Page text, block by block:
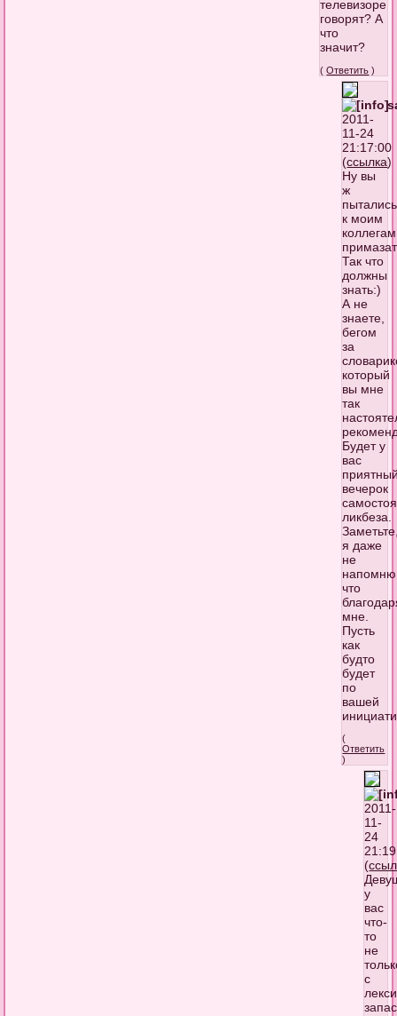
телевизоре
говорят? А
что
значит?
(Ответить )
2011-
11-24
21:17:00
(ссылка)
Ну вы
ж
пытались
к моим
коллегам
Так что
должны
знать:)
А не
знаете,
бегом
за
который
вы мне
так
Будет у
вас
вечерок
ликбеза.
я даже
не
что
мне.
Пусть
как
будто
будет
по
вашей
(
Ответить
)
2011-
11-
24
(
у
вас
что-
то
не
с